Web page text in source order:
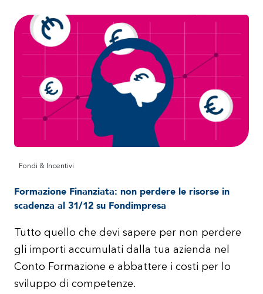
Fondi & Incentivi
Formazione Finanziata: non perdere le risorse in
scadenza al 31/12 su Fondimpresa
Tutto quello che devi sapere per non perdere
gli importi accumulati dalla tua azienda nel
Conto Formazione e abbattere i costi per lo
sviluppo di competenze.